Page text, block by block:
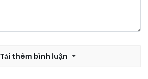
Tải thêm bình luận